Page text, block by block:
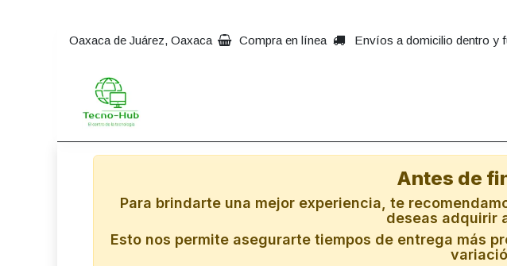
Oaxaca de Juárez, Oaxaca Compra en línea Envíos a domicilio dentro y
Antes de
Para brindarte una mejor experiencia, te
deseas adquirir
Esto nos permite asegurarte tiempos de entrega más